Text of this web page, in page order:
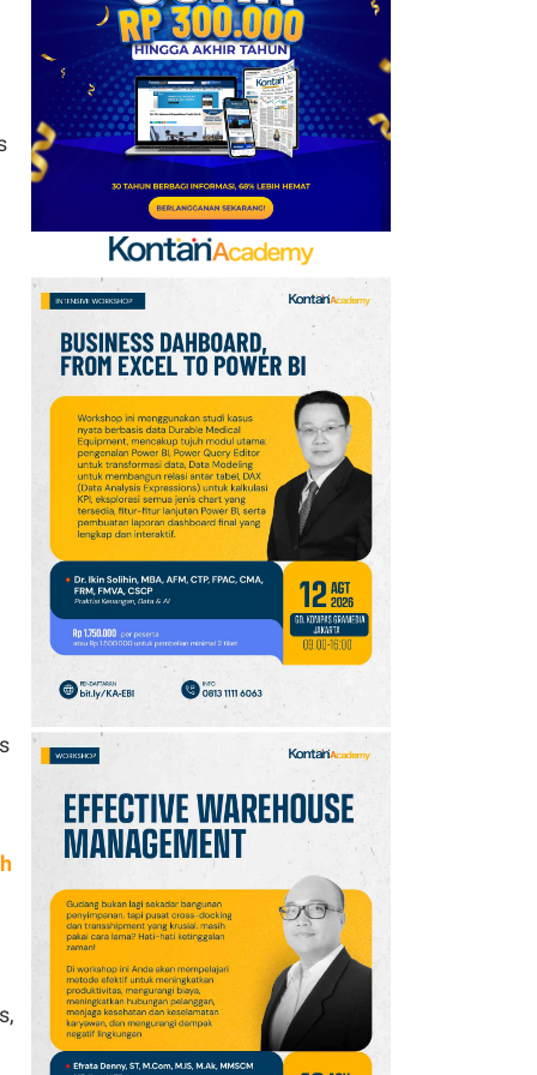
2026: Aktif Dukung
Swasembada Pangan
Nasional
7
Apa Saja Syarat
Pencairan JHT 10%? Cek
Dokumen dan Panduan
untuk Peserta BPJSTK
8
Cek Kode Redeem EA FC
Mobile Update 7 Agustus
2026: Klaim Ribuan
Gems Gratis!
Tema dan Kegiatan Hari
Hutan Indonesia 7
Agustus 2026:
Kampanye
Reforestathon